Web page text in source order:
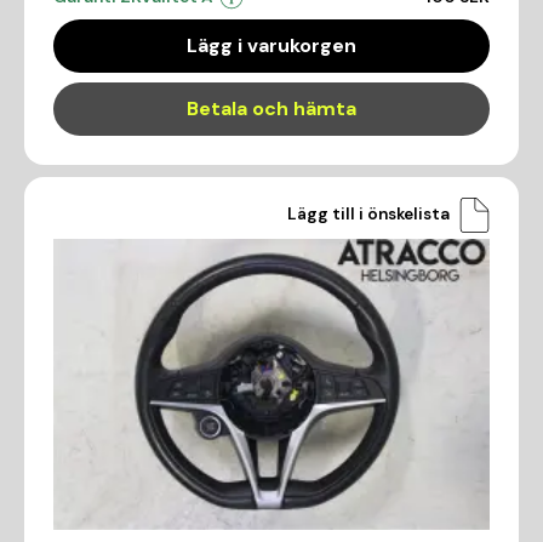
Lägg i varukorgen
Betala och hämta
Lägg till i önskelista